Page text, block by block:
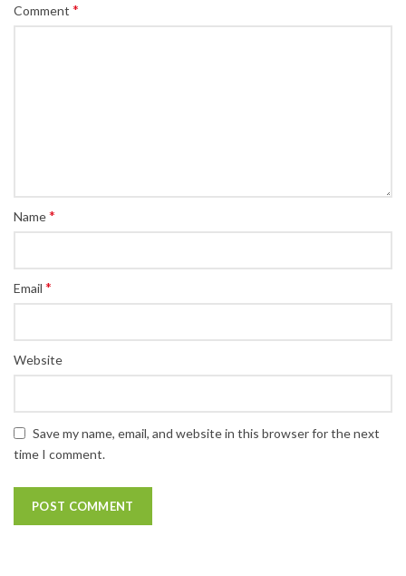
Comment *
Name*
Email *
Website
Save my name, email, and website in this browser for the next
time I comment.